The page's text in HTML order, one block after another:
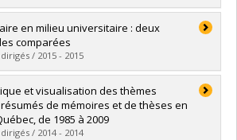
Nicolas
M.S.I.
dans Papyrus
en milieu universitaire : deux
comparées
/ 2015 - 2015
Francis
M.S.I.
dans Papyrus
et visualisation des thèmes
de mémoires et de thèses en
de 1985 à 2009
/ 2014 - 2014